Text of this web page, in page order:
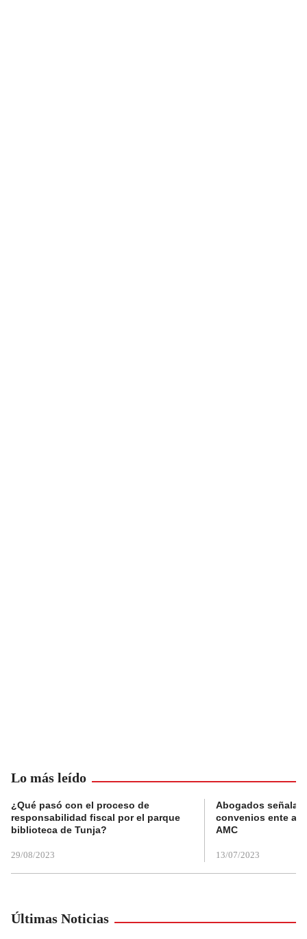
Lo más leído
¿Qué pasó con el proceso de
responsabilidad fiscal por el parque
biblioteca de Tunja?
29/08/2023
Abogados
convenios ente
AMC
13/07/2023
Últimas Noticias